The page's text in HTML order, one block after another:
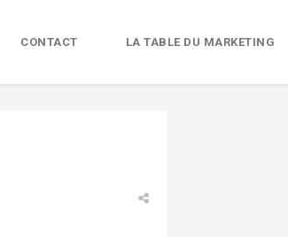
CONTACT LA TABLE DU MARKETING